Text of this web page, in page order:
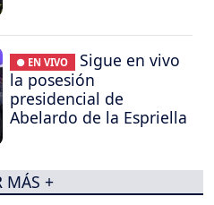
● EN VIVO
Sigue en vivo
la posesión
presidencial de
Abelardo de la Espriella
MÁS +